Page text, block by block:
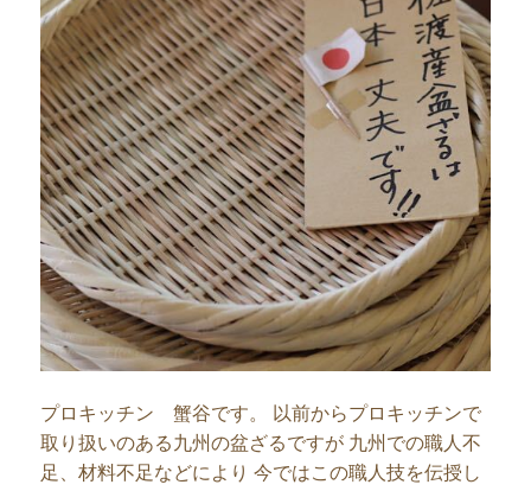
プロキッチン 蟹谷です。 以前からプロキッチンで
取り扱いのある九州の盆ざるですが 九州での職人不
足、材料不足などにより 今ではこの職人技を伝授し